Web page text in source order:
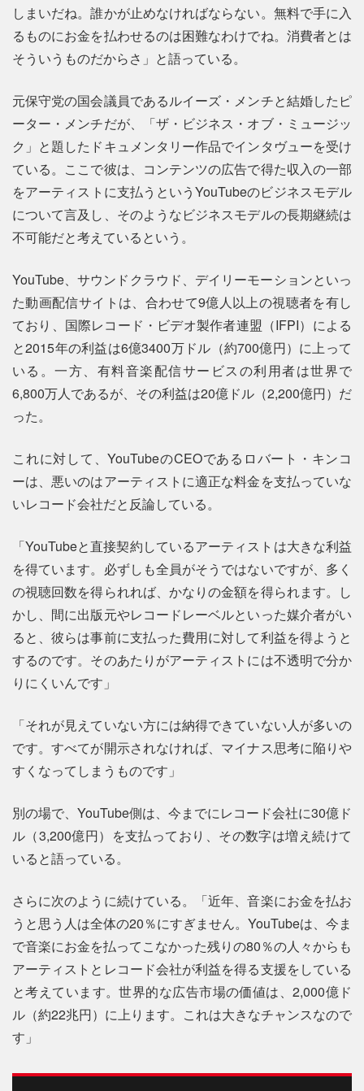
しまいだね。誰かが止めなければならない。無料で手に入
るものにお金を払わせるのは困難なわけでね。消費者とは
そういうものだからさ」と語っている。
元保守党の国会議員であるルイーズ・メンチと結婚したピ
ーター・メンチだが、「ザ・ビジネス・オブ・ミュージッ
ク」と題したドキュメンタリー作品でインタヴューを受け
ている。ここで彼は、コンテンツの広告で得た収入の一部
をアーティストに支払うというYouTubeのビジネスモデル
について言及し、そのようなビジネスモデルの長期継続は
不可能だと考えているという。
YouTube、サウンドクラウド、デイリーモーションといっ
た動画配信サイトは、合わせて9億人以上の視聴者を有し
ており、国際レコード・ビデオ製作者連盟（IFPI）による
と2015年の利益は6億3400万ドル（約700億円）に上って
いる。一方、有料音楽配信サービスの利用者は世界で
6,800万人であるが、その利益は20億ドル（2,200億円）だ
った。
これに対して、YouTubeのCEOであるロバート・キンコ
ーは、悪いのはアーティストに適正な料金を支払っていな
いレコード会社だと反論している。
「YouTubeと直接契約しているアーティストは大きな利益
を得ています。必ずしも全員がそうではないですが、多く
の視聴回数を得られれば、かなりの金額を得られます。し
かし、間に出版元やレコードレーベルといった媒介者がい
ると、彼らは事前に支払った費用に対して利益を得ようと
するのです。そのあたりがアーティストには不透明で分か
りにくいんです」
「それが見えていない方には納得できていない人が多いの
です。すべてが開示されなければ、マイナス思考に陥りや
すくなってしまうものです」
別の場で、YouTube側は、今までにレコード会社に30億ド
ル（3,200億円）を支払っており、その数字は増え続けて
いると語っている。
さらに次のように続けている。「近年、音楽にお金を払お
うと思う人は全体の20％にすぎません。YouTubeは、今ま
で音楽にお金を払ってこなかった残りの80％の人々からも
アーティストとレコード会社が利益を得る支援をしている
と考えています。世界的な広告市場の価値は、2,000億ド
ル（約22兆円）に上ります。これは大きなチャンスなので
す」